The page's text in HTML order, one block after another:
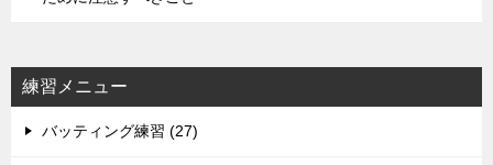
練習メニュー
バッティング練習 (27)